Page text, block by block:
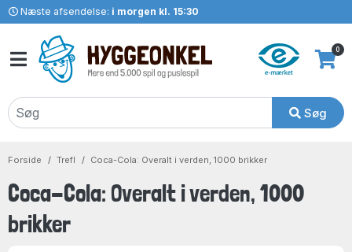
Næste afsendelse: i morgen kl. 15:30
Søg
0
Forside Trefl Coca-Cola: Overalt i verden, 1000 brikker
Coca-Cola: Overalt i verden, 1000
brikker